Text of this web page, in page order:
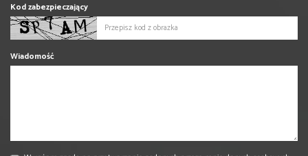
Kod zabezpieczający
Wiadomość